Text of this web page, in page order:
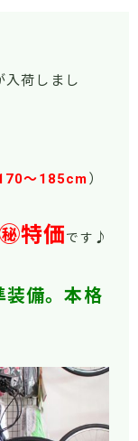
入荷しまし
～185cm ）
特価です ♪
装備。本格